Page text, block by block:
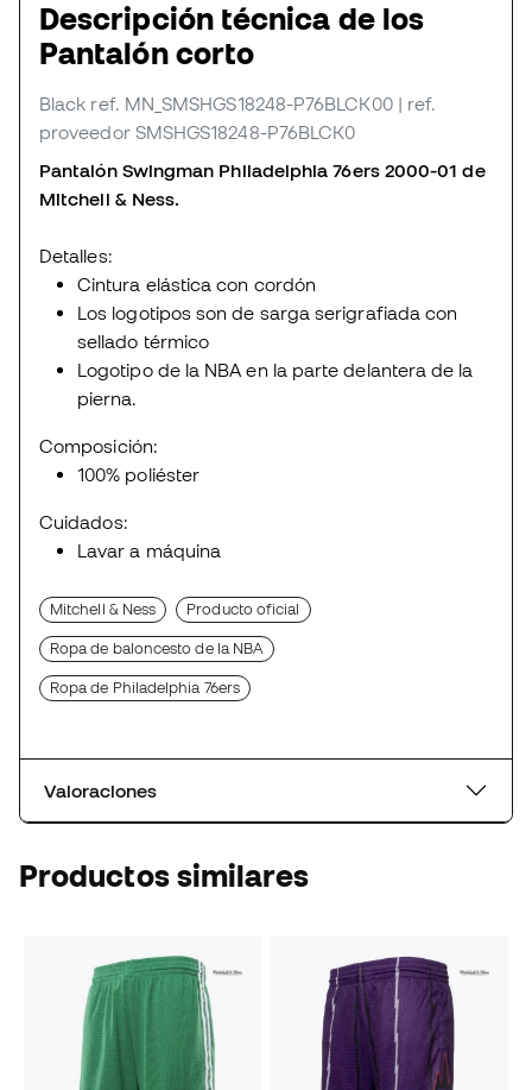
Descripción técnica de los
Pantalón corto
Black ref. MN_SMSHGS18248-P76BLCK00 | ref.
proveedor SMSHGS18248-P76BLCK0
Pantalón Swingman Philadelphia 76ers 2000-01 de
Mitchell & Ness.
Detalles:
Cintura elástica con cordón
Los logotipos son de sarga serigrafiada con
sellado térmico
Logotipo de la NBA en la parte delantera de la
pierna.
Composición:
100% poliéster
Cuidados:
Lavar a máquina
Mitchell & Ness Producto oficial
Ropa de baloncesto de la NBA
Ropa de Philadelphia 76ers
Valoraciones
Productos similares